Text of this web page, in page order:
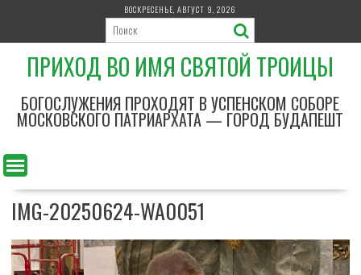
р
с
о
ВОСКРЕСЕНЬЕ, АВГУСТ 9, 2026
ПРИХОД ВО ИМЯ СВЯТОЙ ТРОИЦЫ
БОГОСЛУЖЕНИЯ ПРОХОДЯТ В УСПЕНСКОМ СОБОРЕ
МОСКОВСКОГО ПАТРИАРХАТА — ГОРОД БУДАПЕШТ
IMG-20250624-WA0051